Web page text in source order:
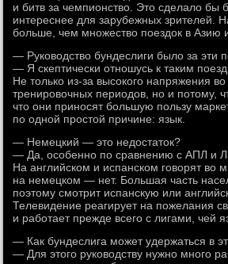
и битв за чемпионство. Это сделало бы
интереснее для зарубежных зрителей.
больше, чем множество поездок в Азию
— Руководство бундеслиги было за эти
— Я скептически отношусь к таким
Не только из-за высокого напряжения
тренировочных периодов, но и потому,
что они приносят большую пользу
по одной простой причине: язык.
— Немецкий — это недостаток?
— Да, особенно по сравнению с АПЛ и
На английском и испанском говорят во
на немецком — нет. Большая часть
поэтому смотрит испанскую или
Телевидение реагирует на пожелания
и работает прежде всего с лигами, чей
— Как бундеслига может удержаться в
— Для этого руководству нужно много